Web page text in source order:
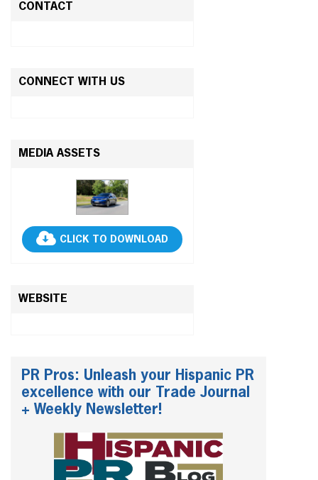
CONTACT
CONNECT WITH US
MEDIA ASSETS
CLICK TO DOWNLOAD
WEBSITE
PR Pros: Unleash your Hispanic PR
excellence with our Trade Journal
+ Weekly Newsletter!